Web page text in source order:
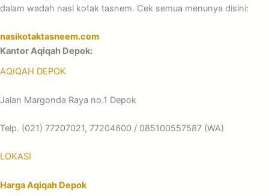
dalam wadah nasi kotak tasnem. Cek semua menunya disini:
nasikotaktasneem.com
Kantor Aqiqah Depok:
AQIQAH DEPOK
Jalan Margonda Raya no.1 Depok
Telp. (021) 77207021, 77204600 / 085100557587 (WA)
LOKASI
Harga Aqiqah Depok